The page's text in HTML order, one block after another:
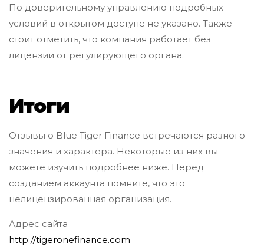
По доверительному управлению подробных
условий в открытом доступе не указано. Также
стоит отметить, что компания работает без
лицензии от регулирующего органа.
Итоги
Отзывы о Blue Tiger Finance встречаются разного
значения и характера. Некоторые из них вы
можете изучить подробнее ниже. Перед
созданием аккаунта помните, что это
нелицензированная организация.
Адрес сайта
http://tigeronefinance.com